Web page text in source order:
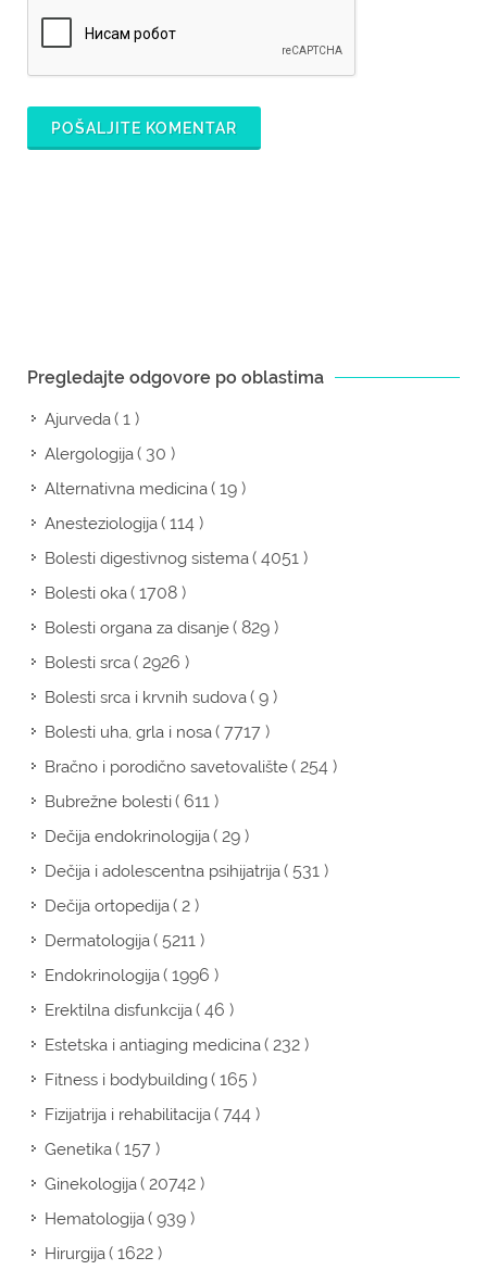
POŠALJITE KOMENTAR
Pregledajte odgovore po oblastima
Ajurveda( 1 )
Alergologija( 30 )
Alternativna medicina( 19 )
Anesteziologija( 114 )
Bolesti digestivnog sistema( 4051 )
Bolesti oka( 1708 )
Bolesti organa za disanje( 829 )
Bolesti srca( 2926 )
Bolesti srca i krvnih sudova( 9 )
Bolesti uha, grla i nosa( 7717 )
Bračno i porodično savetovalište( 254 )
Bubrežne bolesti( 611 )
Dečija endokrinologija( 29 )
Dečija i adolescentna psihijatrija( 531 )
Dečija ortopedija( 2 )
Dermatologija( 5211 )
Endokrinologija( 1996 )
Erektilna disfunkcija( 46 )
Estetska i antiaging medicina( 232 )
Fitness i bodybuilding( 165 )
Fizijatrija i rehabilitacija( 744 )
Genetika( 157 )
Ginekologija( 20742 )
Hematologija( 939 )
Hirurgija( 1622 )